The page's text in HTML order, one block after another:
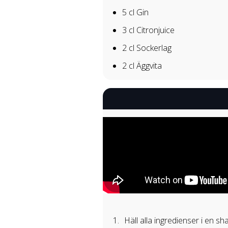
5 cl Gin
3 cl Citronjuice
2 cl Sockerlag
2 cl Äggvita
Häll alla ingredienser i en